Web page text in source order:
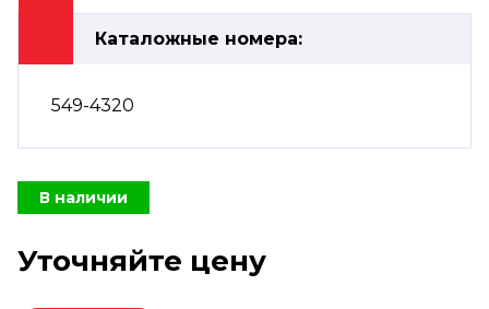
Каталожные номера:
549-4320
В наличии
Уточняйте цену